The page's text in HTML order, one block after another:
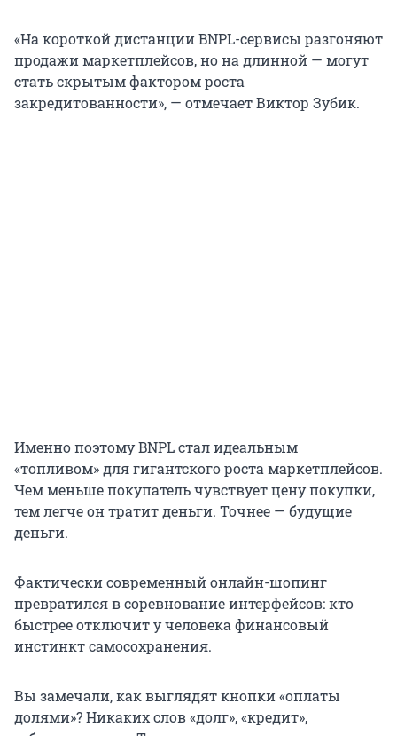
«На короткой дистанции BNPL-сервисы разгоняют
продажи маркетплейсов, но на длинной — могут
стать скрытым фактором роста
закредитованности», — отмечает Виктор Зубик.
Именно поэтому BNPL стал идеальным
«топливом» для гигантского роста маркетплейсов.
Чем меньше покупатель чувствует цену покупки,
тем легче он тратит деньги. Точнее — будущие
деньги.
Фактически современный онлайн-шопинг
превратился в соревнование интерфейсов: кто
быстрее отключит у человека финансовый
инстинкт самосохранения.
Вы замечали, как выглядят кнопки «оплаты
долями»? Никаких слов «долг», «кредит»,